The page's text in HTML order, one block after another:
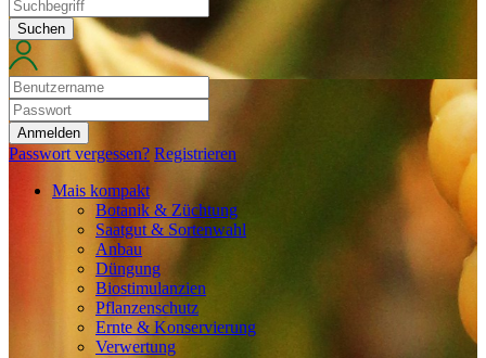
Suchen
Anmelden
Passwort vergessen? Registrieren
Mais kompakt
Botanik & Züchtung
Saatgut & Sortenwahl
Anbau
Düngung
Biostimulanzien
Pflanzenschutz
Ernte & Konservierung
Verwertung